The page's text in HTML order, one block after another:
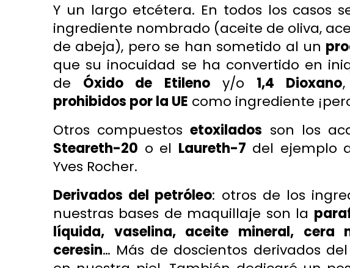
Y un largo etcétera. En todos los casos
ingrediente nombrado (aceite de oliva,
de abeja), pero se han sometido al un
que su inocuidad se ha convertido en
de Óxido de Etilenoy/o 1,4 Dioxano
prohibidos por la UE como ingrediente
Otros compuestosetoxilados son los
Steareth-20 o el Laureth-7 del ejemplo
Yves Rocher.
Derivados del petróleo: otros de los
nuestras bases de maquillaje son la
líquida, vaselina, aceite mineral, cera
ceresin… Más de doscientos derivados